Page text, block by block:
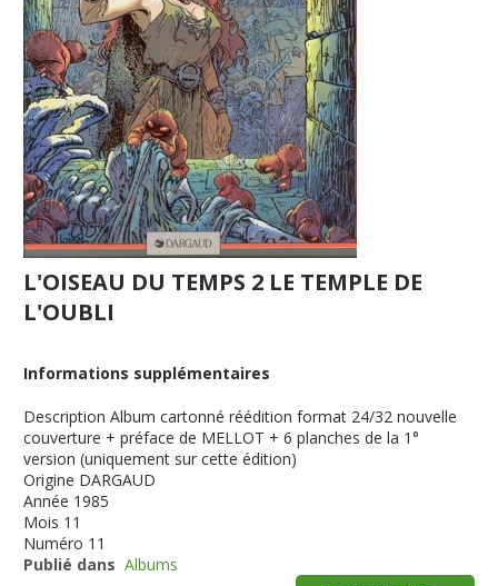
L'OISEAU DU TEMPS 2 LE TEMPLE DE
L'OUBLI
Informations supplémentaires
Description Album cartonné réédition format 24/32 nouvelle
couverture + préface de MELLOT + 6 planches de la 1°
version (uniquement sur cette édition)
Origine DARGAUD
Année 1985
Mois 11
Numéro 11
Publié dans Albums